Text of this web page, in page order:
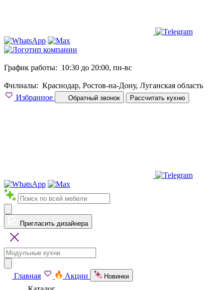
График работы: 10:30 до 20:00, пн-вс
Филиалы: Краснодар, Ростов-на-Дону, Луганская область
Избранное
Обратный звонок Рассчитать кухню
Пригласить дизайнера
Главная Акции Новинки